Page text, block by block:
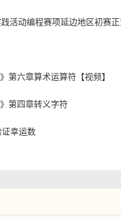
活动编程赛项延边地区初赛
第六章算术运算符【视频】
第四章转义字符
证幸运数